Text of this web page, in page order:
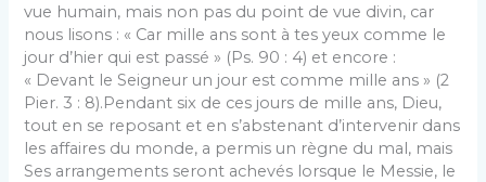
vue humain, mais non pas du point de vue divin, car
nous lisons : « Car mille ans sont à tes yeux comme le
jour d’hier qui est passé » (Ps. 90 : 4) et encore :
« Devant le Seigneur un jour est comme mille ans » (2
Pier. 3 : 8).Pendant six de ces jours de mille ans, Dieu,
tout en se reposant et en s’abstenant d’intervenir dans
les affaires du monde, a permis un règne du mal, mais
Ses arrangements seront achevés lorsque le Messie, le